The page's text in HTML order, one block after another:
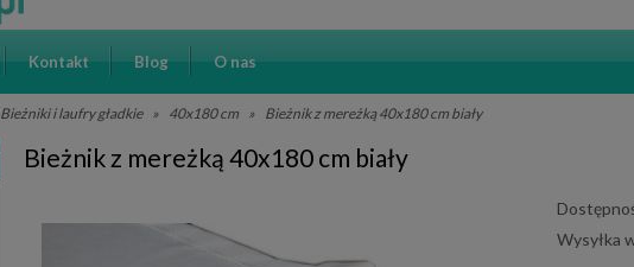
Kontakt Blog O nas
Bieżniki i laufry gładkie » 40x180 cm » Bieżnik z mereżką 40x180 cm biały
Bieżnik z mereżką 40x180 cm biały
Wysyłka